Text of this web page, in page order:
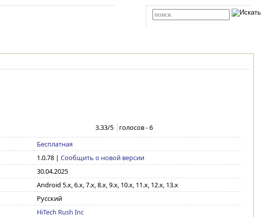
3.33/5 голосов -6
Бесплатная
1.0.78| Сообщить о новой версии
30.04.2025
Android 5.x, 6.x, 7.x, 8.x, 9.x, 10.x, 11.x, 12.x, 13.x
Русский
HiTech Rush Inc